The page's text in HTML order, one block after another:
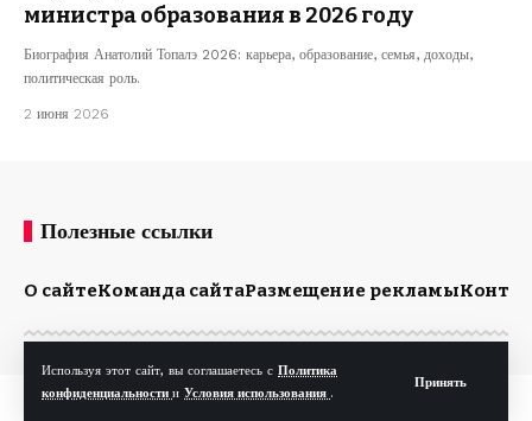
Используя этот сайт, вы соглашаетесь с Политика
конфиденциальности и Условия использования .
Принять
министра образования в 2026 году
Биография Анатолий Топалэ 2026: карьера, образование, семья, доходы,
политическая роль.
2 июня 2026
Полезные ссылки
О сайтеКоманда сайтаРазмещение рекламы
© Kp.md. Все права защищены.